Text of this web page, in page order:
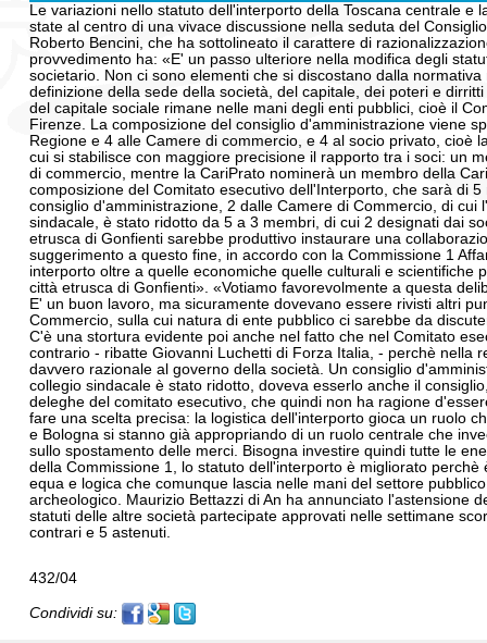
Le variazioni nello statuto dell'interporto della Toscana centrale
state al centro di una vivace discussione nella seduta del
Roberto Bencini, che ha sottolineato il carattere di
provvedimento ha: «E' un passo ulteriore nella modifica degli
societario. Non ci sono elementi che si discostano dalla
definizione della sede della società, del capitale, dei poteri e
del capitale sociale rimane nelle mani degli enti pubblici, cioè il
Firenze. La composizione del consiglio d'amministrazione viene
Regione e 4 alle Camere di commercio, e 4 al socio privato,
cui si stabilisce con maggiore precisione il rapporto tra i soci: un
di commercio, mentre la CariPrato nominerà un membro della
composizione del Comitato esecutivo dell'Interporto, che sarà di
consiglio d'amministrazione, 2 dalle Camere di Commercio, di
sindacale, è stato ridotto da 5 a 3 membri, di cui 2 designati dai
etrusca di Gonfienti sarebbe produttivo instaurare una
suggerimento a questo fine, in accordo con la Commissione 1
interporto oltre a quelle economiche quelle culturali e
città etrusca di Gonfienti». «Votiamo favorevolmente a questa
E' un buon lavoro, ma sicuramente dovevano essere rivisti altri
Commercio, sulla cui natura di ente pubblico ci sarebbe da
C'è una stortura evidente poi anche nel fatto che nel Comitato
contrario - ribatte Giovanni Luchetti di Forza Italia, - perchè nella
davvero razionale al governo della società. Un consiglio
collegio sindacale è stato ridotto, doveva esserlo anche il
deleghe del comitato esecutivo, che quindi non ha ragione
fare una scelta precisa: la logistica dell'interporto gioca un ruolo
e Bologna si stanno già appropriando di un ruolo centrale che
sullo spostamento delle merci. Bisogna investire quindi tutte le
della Commissione 1, lo statuto dell'interporto è migliorato
equa e logica che comunque lascia nelle mani del settore
archeologico. Maurizio Bettazzi di An ha annunciato l'astensione
statuti delle altre società partecipate approvati nelle settimane
contrari e 5 astenuti.
432/04
Condividi su: